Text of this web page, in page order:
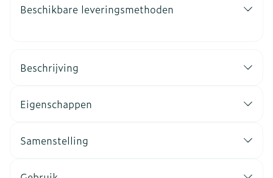
Beschikbare leveringsmethoden
Beschrijving
Eigenschappen
Samenstelling